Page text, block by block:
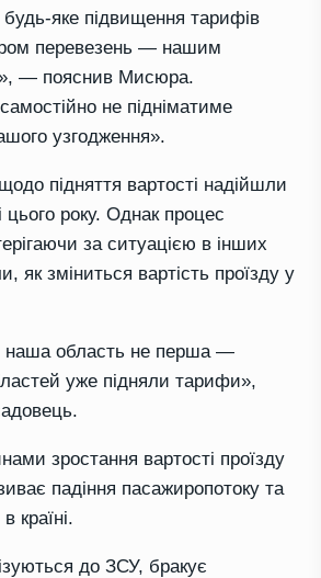
яке підвищення тарифів
перевезень — нашим
— пояснив Мисюра.
не підніматиме
узгодження».
підняття вартості надійшли
цього року. Однак процес
за ситуацією в інших
як зміниться вартість проїзду у
наша область не перша —
уже підняли тарифи»,
зростання вартості проїзду
падіння пасажиропотоку та
країні.
до ЗСУ, бракує